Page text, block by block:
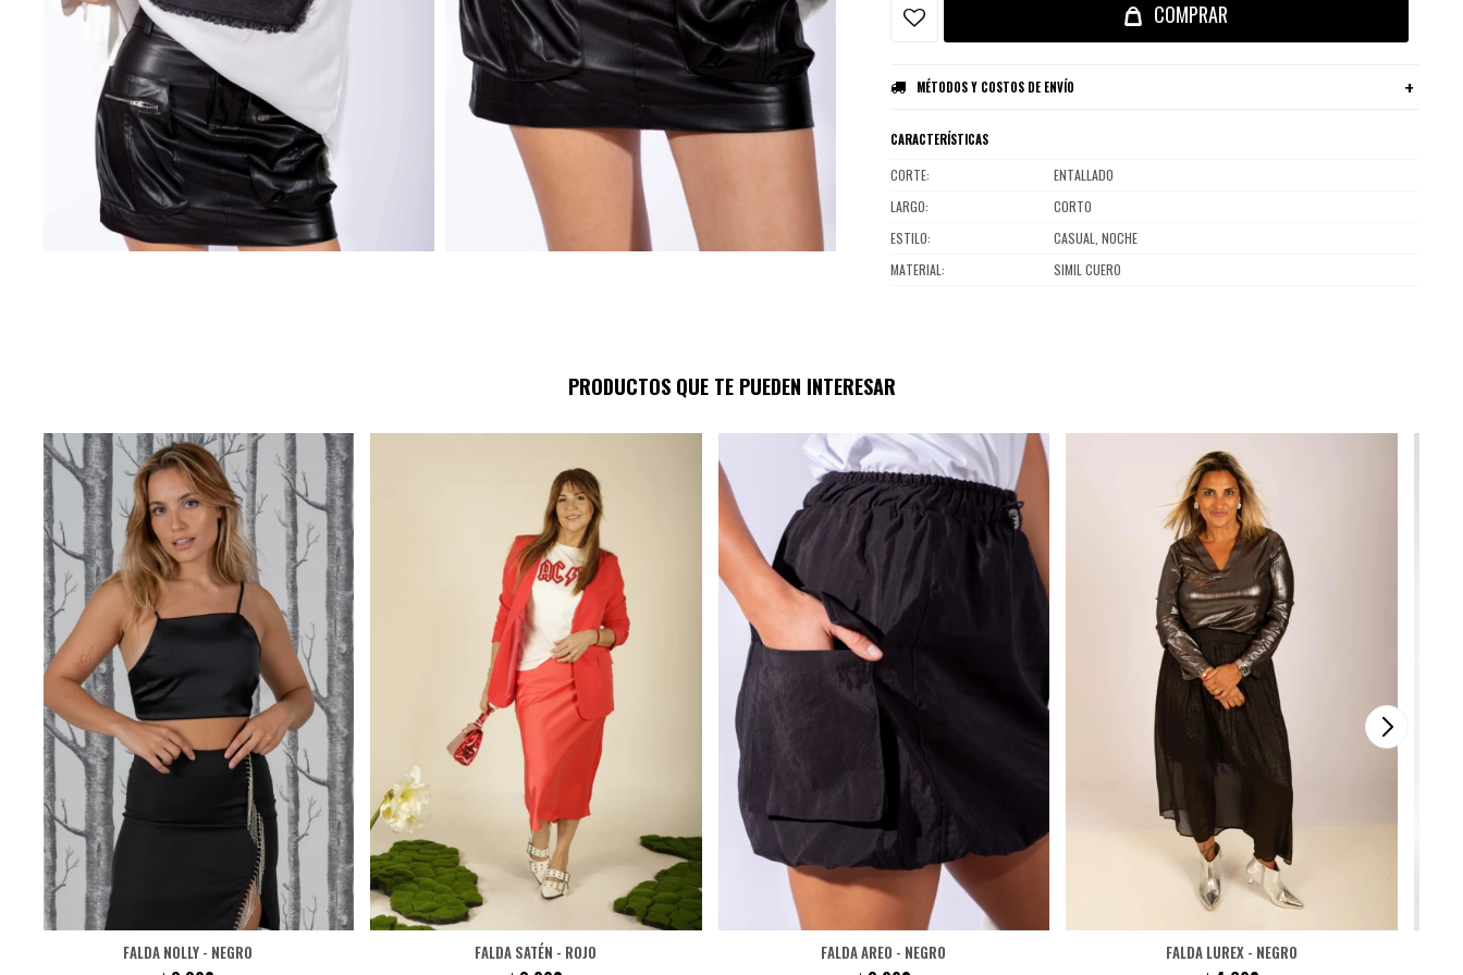
COMPRAR
MÉTODOS Y COSTOS DE ENVÍO
CARACTERÍSTICAS
CORTE
ENTALLADO
LARGO
CORTO
ESTILO
CASUAL, NOCHE
MATERIAL
SIMIL CUERO
PRODUCTOS QUE TE PUEDEN INTERESAR
FALDA NOLLY - NEGRO FALDA SATÉN - ROJO FALDA AREO - NEGRO FALDA LUREX - NEGRO